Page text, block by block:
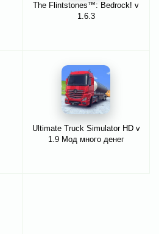
The Flintstones™: Bedrock! v
1.6.3
Ultimate Truck Simulator HD v
1.9 Мод много денег